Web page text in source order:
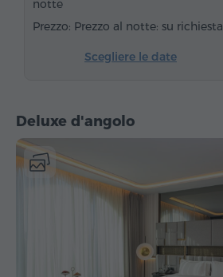
Moquette
notte
Prezzo al notte: su richiesta
Scegliere le date
Deluxe d'angolo